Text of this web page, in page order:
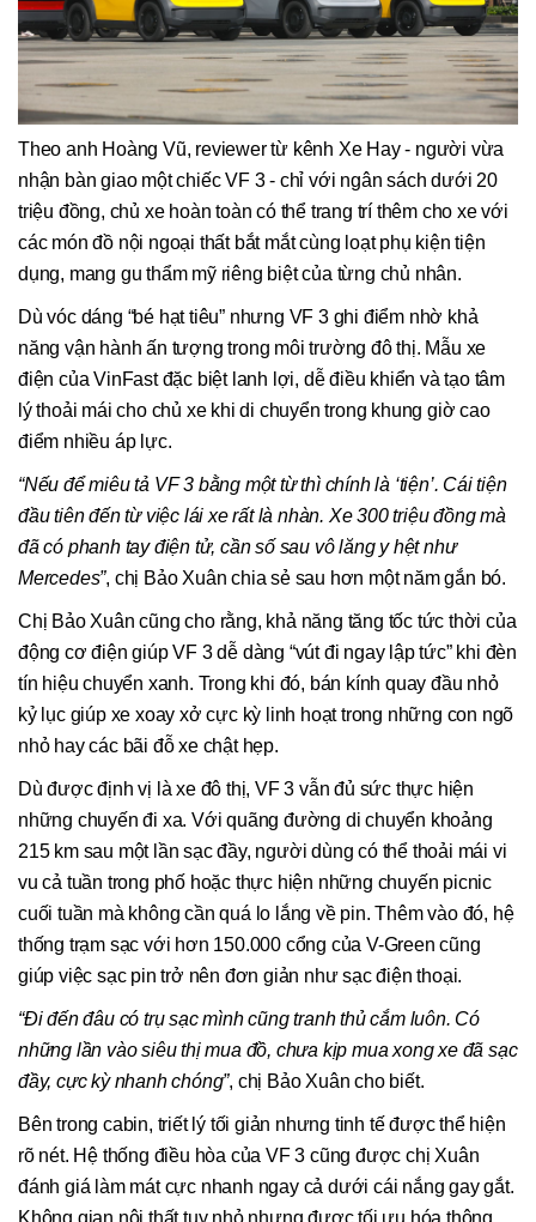
Theo anh Hoàng Vũ, reviewer từ kênh Xe Hay - người vừa
nhận bàn giao một chiếc VF 3 - chỉ với ngân sách dưới 20
triệu đồng, chủ xe hoàn toàn có thể trang trí thêm cho xe với
các món đồ nội ngoại thất bắt mắt cùng loạt phụ kiện tiện
dụng, mang gu thẩm mỹ riêng biệt của từng chủ nhân.
Dù vóc dáng “bé hạt tiêu” nhưng VF 3 ghi điểm nhờ khả
năng vận hành ấn tượng trong môi trường đô thị. Mẫu xe
điện của VinFast đặc biệt lanh lợi, dễ điều khiển và tạo tâm
lý thoải mái cho chủ xe khi di chuyển trong khung giờ cao
điểm nhiều áp lực.
“Nếu để miêu tả VF 3 bằng một từ thì chính là ‘tiện’. Cái tiện
đầu tiên đến từ việc lái xe rất là nhàn. Xe 300 triệuđồngmà
đã có phanh tay điện tử, cần số sau vô lăng y hệt như
Mercedes”, chị Bảo Xuân chia sẻ sau hơn một năm gắn bó.
Chị Bảo Xuân cũng cho rằng, khả năng tăng tốc tức thời của
động cơ điện giúp VF 3 dễ dàng “vút đi ngay lập tức” khi đèn
tín hiệu chuyển xanh. Trong khi đó, bán kính quay đầu nhỏ
kỷ lục giúp xe xoay xở cực kỳ linh hoạt trong những con ngõ
nhỏ hay các bãi đỗ xe chật hẹp.
Dù được định vị là xe đô thị, VF 3 vẫn đủ sức thực hiện
những chuyến đi xa. Với quãng đường di chuyển khoảng
215 km sau một lần sạc đầy, người dùng có thể thoải mái vi
vu cả tuần trong phố hoặc thực hiện những chuyến picnic
cuối tuần mà không cần quá lo lắng về pin. Thêm vào đó, hệ
thống trạm sạc với hơn 150.000 cổng của V-Green cũng
giúp việc sạc pin trở nên đơn giản như sạc điện thoại.
“Đi đến đâu có trụ sạc mình cũng tranh thủ cắm luôn. Có
những lần vào siêu thị mua đồ, chưa kịp mua xong xe đã sạc
đầy, cực kỳ nhanh chóng”, chị Bảo Xuân cho biết.
Bên trong cabin, triết lý tối giản nhưng tinh tế được thể hiện
rõ nét. Hệ thống điều hòa của VF 3 cũng được chị Xuân
đánh giá làm mát cực nhanh ngay cả dưới cái nắng gay gắt.
Không gian nội thất tuy nhỏ nhưng được tối ưu hóa thông